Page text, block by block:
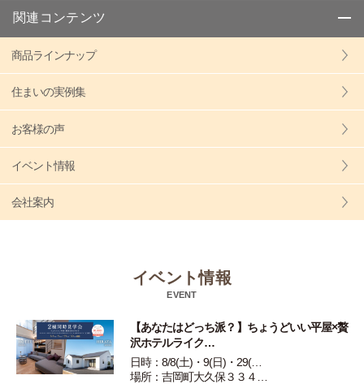
関連コンテンツ
商品ラインナップ
住まいの実例集
お客様の声
イベント情報
会社案内
イベント情報
EVENT
【あなたはどっち派？】ちょうどいい平屋×贅
沢ホテルライク…
日時：8/8(土)・9(日)・29(…
場所：吉岡町大久保３３４…